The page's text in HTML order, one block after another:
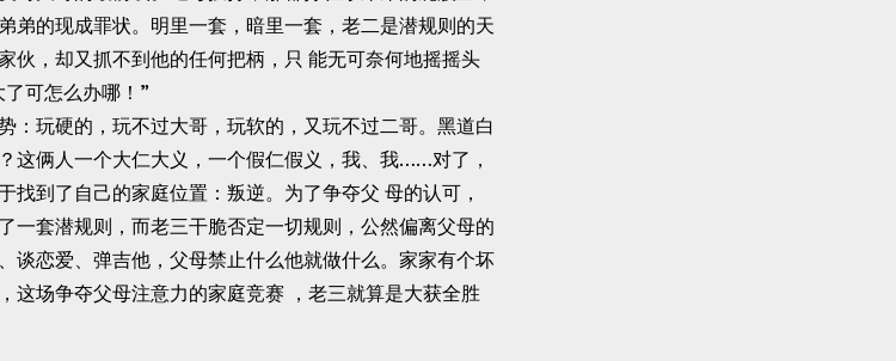
弟的现成罪状。明里一套，暗里一套，老二是潜规则的天
伙，却又抓不到他的任何把柄，只 能无可奈何地摇摇头
可怎么办哪！”
玩硬的，玩不过大哥，玩软的，又玩不过二哥。黑道白
这俩人一个大仁大义，一个假仁假义，我、我……对了，
找到了自己的家庭位置：叛逆。为了争夺父 母的认可，
一套潜规则，而老三干脆否定一切规则，公然偏离父母的
谈恋爱、弹吉他，父母禁止什么他就做什么。家家有个坏
这场争夺父母注意力的家庭竞赛 ，老三就算是大获全胜